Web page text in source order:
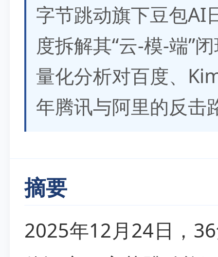
字节跳动旗下豆包AI
度拆解其“云-模-端”
量化分析对百度、
年腾讯与阿里的反击
摘要
2025年12月24日，